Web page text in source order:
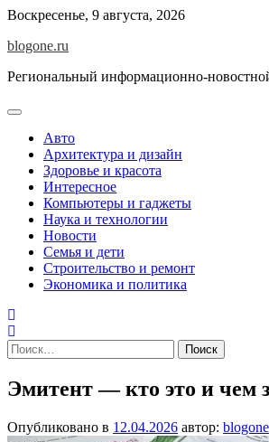
Перейти
содержимому
Воскресенье, 9 августа, 2026
blogone.ru
Региональный информационно-
Авто
Архитектура и дизайн
Здоровье и красота
Интересное
Компьютеры и гаджеты
Наука и технологии
Новости
Семья и дети
Строительство и ремонт
Экономика и политика
Найти:
Эмитент — кто это и чем
Опубликовано в 12.04.2026 автор: blogone